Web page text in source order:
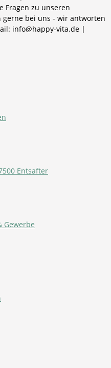
Fragen zu unseren
gerne bei uns - wir antworten
info@happy-vita.de |
Gewerbe